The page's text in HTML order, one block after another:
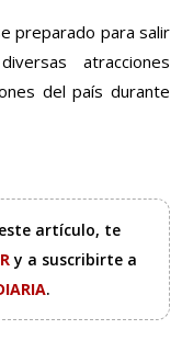
preparado para salir
atracciones
del país durante
artículo, te
y a suscribirte a
.